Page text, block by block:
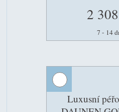
2
7 - 14
Luxusní